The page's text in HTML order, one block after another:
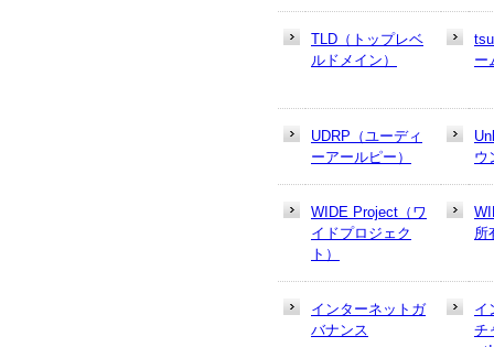
TLD（トップレベ
ルドメイン）
ー
UDRP（ユーディ
ーアールピー）
ウ
WIDE Project（ワ
イドプロジェク
ト）
所
インターネットガ
バナンス
イ
チ